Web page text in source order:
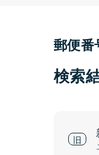
郵便番
検索